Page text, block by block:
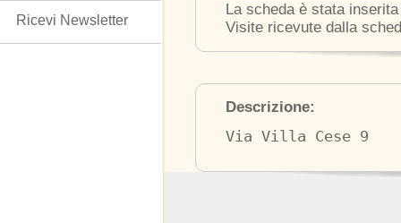
La scheda è stata
Visite ricevute dalla
Descrizione:
Via Villa Cese 9
Ricevi Newsletter